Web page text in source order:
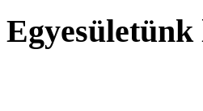
Egyesületünk